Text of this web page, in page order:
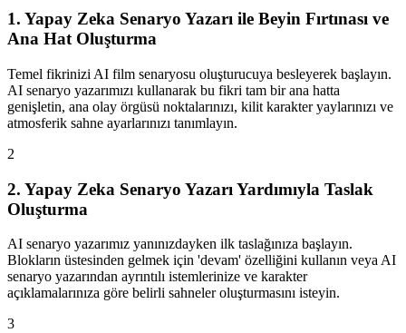
1. Yapay Zeka Senaryo Yazarı ile Beyin Fırtınası ve
Ana Hat Oluşturma
Temel fikrinizi AI film senaryosu oluşturucuya besleyerek başlayın.
AI senaryo yazarımızı kullanarak bu fikri tam bir ana hatta
genişletin, ana olay örgüsü noktalarınızı, kilit karakter yaylarınızı ve
atmosferik sahne ayarlarınızı tanımlayın.
2
2. Yapay Zeka Senaryo Yazarı Yardımıyla Taslak
Oluşturma
AI senaryo yazarımız yanınızdayken ilk taslağınıza başlayın.
Blokların üstesinden gelmek için 'devam' özelliğini kullanın veya AI
senaryo yazarından ayrıntılı istemlerinize ve karakter
açıklamalarınıza göre belirli sahneler oluşturmasını isteyin.
3